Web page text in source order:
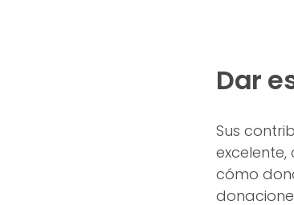
Dar
Sus
cómo